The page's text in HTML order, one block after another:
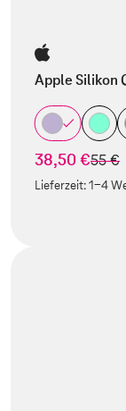
Apple Silikon
38,50 €statt
55 €
Lieferzeit:1-4